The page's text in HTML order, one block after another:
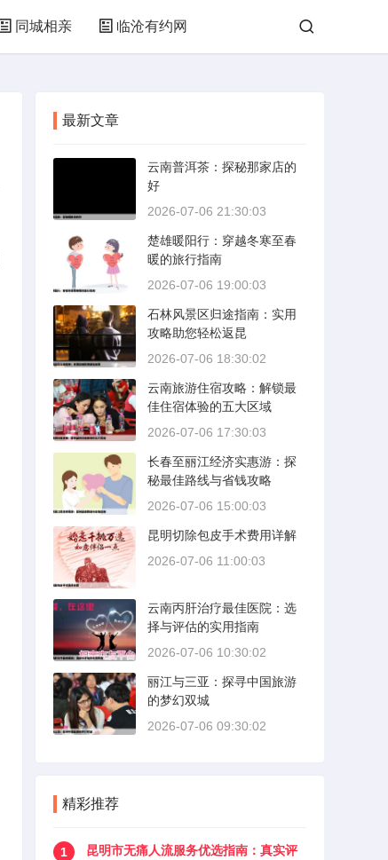
同城相亲 临沧有约网
最新文章
云南普洱茶：探秘那家店的
好
2026-07-06 21:30:03
楚雄暖阳行：穿越冬寒至春
暖的旅行指南
2026-07-06 19:00:03
石林风景区归途指南：实用
攻略助您轻松返昆
2026-07-06 18:30:02
云南旅游住宿攻略：解锁最
佳住宿体验的五大区域
2026-07-06 17:30:03
长春至丽江经济实惠游：探
秘最佳路线与省钱攻略
2026-07-06 15:00:03
昆明切除包皮手术费用详解
2026-07-06 11:00:03
云南丙肝治疗最佳医院：选
择与评估的实用指南
2026-07-06 10:30:02
丽江与三亚：探寻中国旅游
的梦幻双城
2026-07-06 09:30:02
精彩推荐
1
昆明市无痛人流服务优选指南：真实评